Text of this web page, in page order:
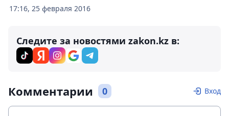
17:16, 25 февраля 2016
Следите за новостями zakon.kz в:
Комментарии 0 Вход